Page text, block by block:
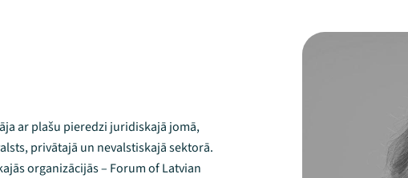
ar plašu pieredzi juridiskajā jomā,
privātajā un nevalstiskajā sektorā.
organizācijās – Forum of Latvian